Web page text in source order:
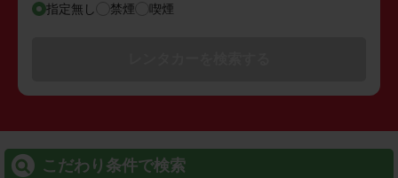
指定無し 禁煙 喫煙
こだわり条件で検索